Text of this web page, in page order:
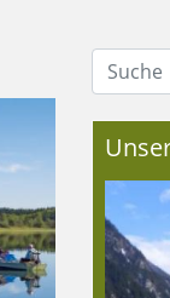
Suche